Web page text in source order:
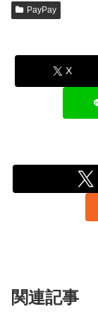
PayPay
X
関連記事